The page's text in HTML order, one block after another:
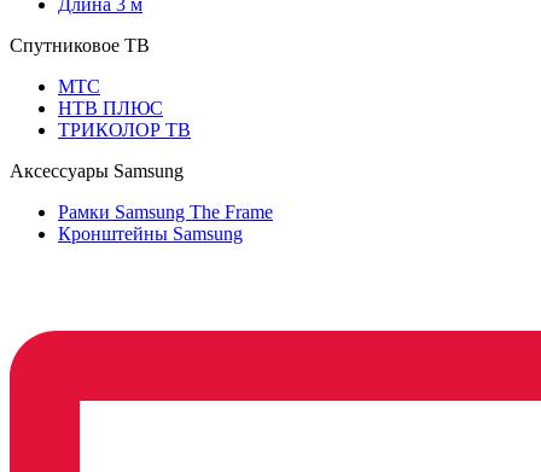
Длина 3 м
Спутниковое ТВ
МТС
НТВ ПЛЮС
ТРИКОЛОР ТВ
Аксессуары Samsung
Рамки Samsung The Frame
Кронштейны Samsung